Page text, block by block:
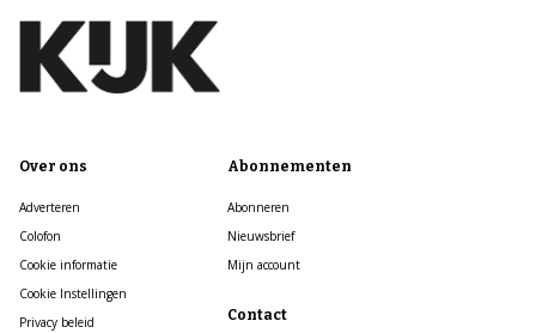
Over ons
Adverteren
Colofon
Cookie informatie
Cookie Instellingen
Privacy beleid
Abonnementen
Abonneren
Nieuwsbrief
Mijn account
Contact